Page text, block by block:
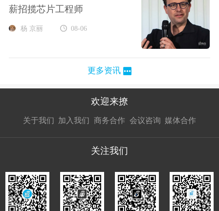
薪招揽芯片工程师
杨 京丽 08-06
更多资讯
欢迎来撩
关于我们 加入我们
接扔简历
商务合作
接开聊
会议咨询 媒体合作
接开聊
关注我们